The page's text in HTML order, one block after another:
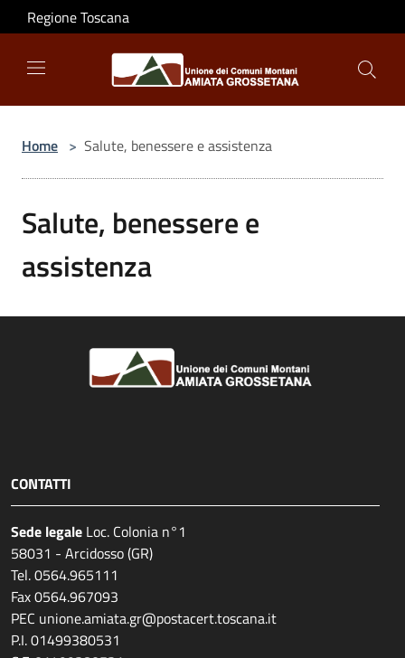
Salta al contenuto principale
Regione Toscana
Home > Salute, benessere e assistenza
Salute, benessere e
assistenza
CONTATTI
Sede legale Loc. Colonia n°1
58031 - Arcidosso (GR)
Tel. 0564.965111
Fax 0564.967093
PEC unione.amiata.gr@postacert.toscana.it
P.I. 01499380531